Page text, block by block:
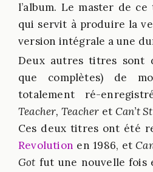
l’album. Le master de
qui servit à produire la
version intégrale a une
Deux autres titres sont
que complètes) de
totalement ré-
Teacher, Teacher et Can’t
Ces deux titres ont été
Revolution en 1986, et
Got fut une nouvelle fois